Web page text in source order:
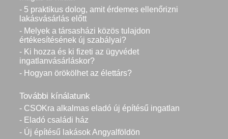
- 5 praktikus dolog, amit érdemes ellenőrizni
lakásvásárlás előtt
- Melyek a társasházi közös tulajdon
értékesítésének új szabályai?
- Ki hozza és ki fizeti az ügyvédet
ingatlanvásárláskor?
- Hogyan örökölhet az élettárs?
További kínálatunk
- CSOKra alkalmas eladó új építésű ingatlan
- Eladó családi ház
- Új építésű lakások Angyalföldön